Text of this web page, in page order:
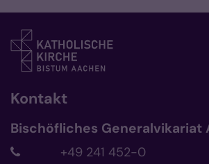
Kontakt
Bischöfliches Generalvikariat
+49 241 452-0